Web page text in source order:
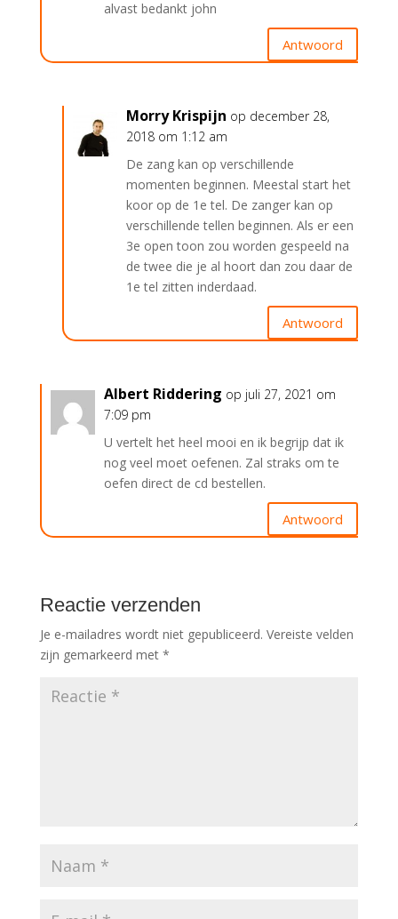
alvast bedankt john
Antwoord
Morry Krispijn op december 28,
2018 om 1:12 am
De zang kan op verschillende
momenten beginnen. Meestal start het
koor op de 1e tel. De zanger kan op
verschillende tellen beginnen. Als er een
3e open toon zou worden gespeeld na
de twee die je al hoort dan zou daar de
1e tel zitten inderdaad.
Antwoord
Albert Riddering op juli 27, 2021 om
7:09 pm
U vertelt het heel mooi en ik begrijp dat ik
nog veel moet oefenen. Zal straks om te
oefen direct de cd bestellen.
Antwoord
Reactie verzenden
Je e-mailadres wordt niet gepubliceerd. Vereiste velden
zijn gemarkeerd met *